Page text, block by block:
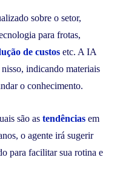
sobre o setor,
para frotas,
de custos etc. A IA
indicando materiais
o conhecimento.
são as tendências em
o agente irá sugerir
para facilitar sua rotina e